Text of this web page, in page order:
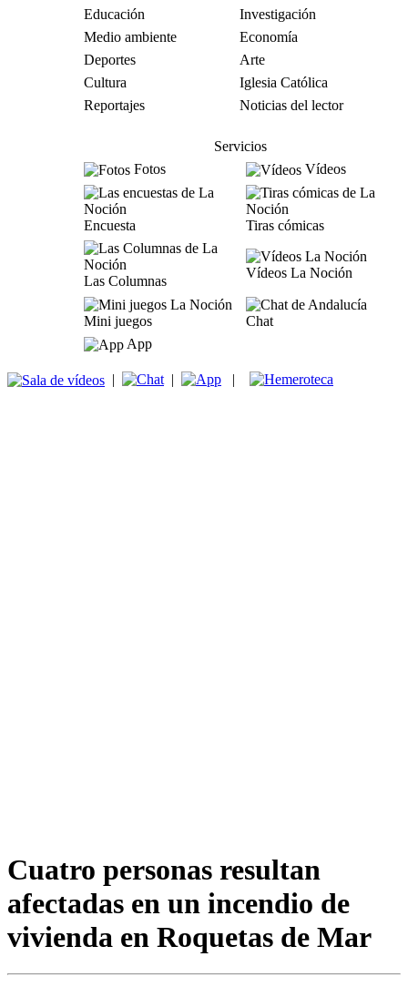
Educación
Investigación
Medio ambiente
Economía
Deportes
Arte
Cultura
Iglesia Católica
Reportajes
Noticias del lector
Servicios
Fotos
Vídeos
Encuesta Tiras cómicas
Las Columnas
Vídeos La Noción
Mini juegos
Chat
App
| | |
Cuatro personas resultan
afectadas en un incendio de
vivienda en Roquetas de Mar